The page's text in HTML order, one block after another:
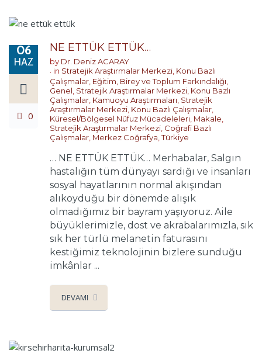
06
HAZ
0
NE ETTÜK ETTÜK…
by Dr. Deniz ACARAY
in Stratejik Araştırmalar Merkezi Konu Bazlı
Çalışmalar Eğitim, Birey ve Toplum Farkındalığı
Genel Stratejik Araştırmalar Merkezi Konu Bazlı
Çalışmalar Kamuoyu Araştırmaları Stratejik
Araştırmalar Merkezi Konu Bazlı Çalışmalar
Küresel/Bölgesel Nüfuz Mücadeleleri Makale
Stratejik Araştırmalar Merkezi Coğrafi Bazlı
Çalışmalar Merkez Coğrafya ,Türkiye
… NE ETTÜK ETTÜK… Merhabalar, Salgın
hastalığın tüm dünyayı sardığı ve insanları
sosyal hayatlarının normal akışından
alıkoyduğu bir dönemde alışık
olmadığımız bir bayram yaşıyoruz. Aile
büyüklerimizle, dost ve akrabalarımızla, sık
sık her türlü melanetin faturasını
kestiğimiz teknolojinin bizlere sunduğu
imkânlar ...
DEVAMI